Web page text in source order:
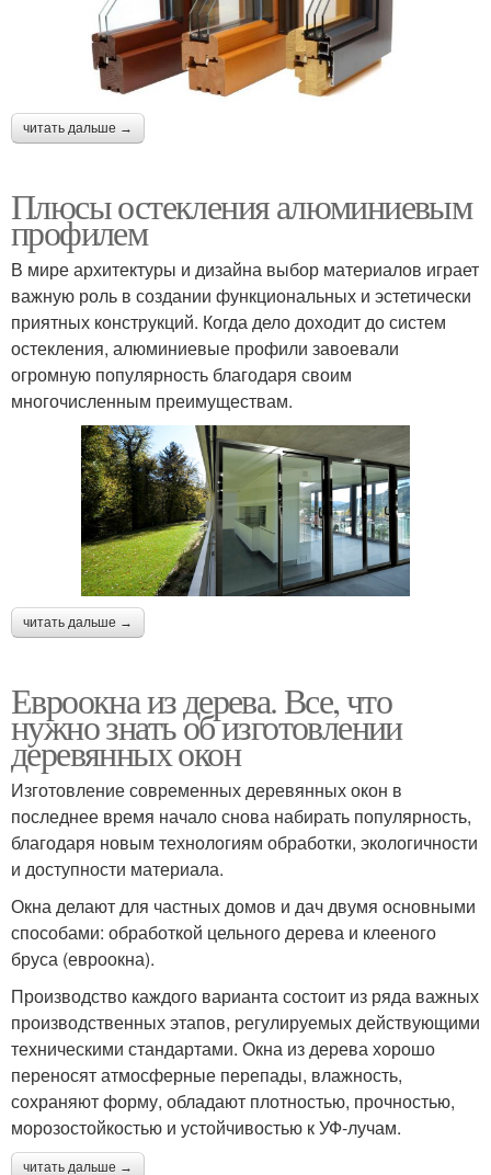
читать дальше →
Плюсы остекления алюминиевым
профилем
В мире архитектуры и дизайна выбор материалов играет
важную роль в создании функциональных и эстетически
приятных конструкций. Когда дело доходит до систем
остекления, алюминиевые профили завоевали
огромную популярность благодаря своим
многочисленным преимуществам.
читать дальше →
Евроокна из дерева. Все, что
нужно знать об изготовлении
деревянных окон
Изготовление современных деревянных окон в
последнее время начало снова набирать популярность,
благодаря новым технологиям обработки, экологичности
и доступности материала.
Окна делают для частных домов и дач двумя основными
способами: обработкой цельного дерева и клееного
бруса (евроокна).
Производство каждого варианта состоит из ряда важных
производственных этапов, регулируемых действующими
техническими стандартами. Окна из дерева хорошо
переносят атмосферные перепады, влажность,
сохраняют форму, обладают плотностью, прочностью,
морозостойкостью и устойчивостью к УФ-лучам.
читать дальше →